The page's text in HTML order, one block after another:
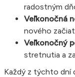
radostným
Veľkonočná
nového
Veľkonočný
stretnutia a
Každý z týchto dní